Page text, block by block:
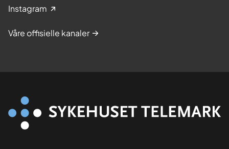
Instagram
Våre offisielle kanaler